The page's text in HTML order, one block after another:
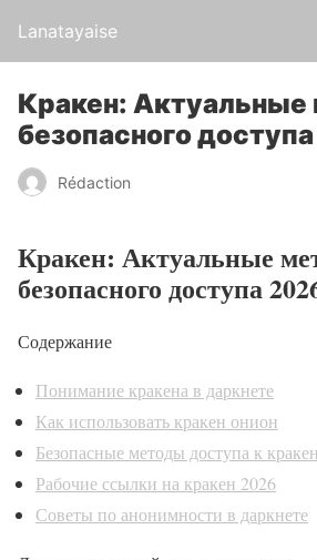
Lanatayaise
Кракен:
безопасного
Rédaction
Кракен: Актуальные
безопасного доступа
Содержание
Понимание кракена в даркнете
Как использовать кракен онион
Безопасные методы доступа к
Рабочие ссылки на кракен 2026
Советы по анонимности в даркнете